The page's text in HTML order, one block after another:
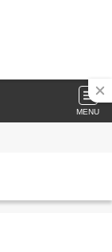
MENU